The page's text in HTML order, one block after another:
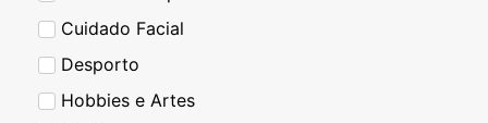
Cuidado Facial
Desporto
Hobbies e Artes